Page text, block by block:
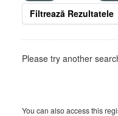
Filtrează Rezultatele
Please try another
You can also access this